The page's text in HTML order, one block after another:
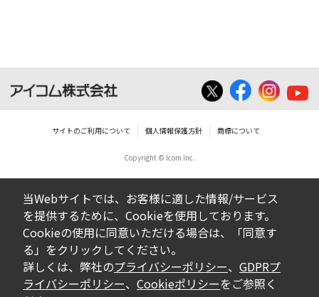
サイトのご利用について 個人情報保護方針 商標について
Copyright © Icom Inc.
当Webサイトでは、お客様に適した情報/サービス
を提供するために、Cookieを使用しております。
Cookieの使用に同意いただける場合は、「同意す
る」をクリックしてください。
詳しくは、弊社のプライバシーポリシー、 GDPRプ
ライバシーポリシー、 Cookieポリシーをご参照く